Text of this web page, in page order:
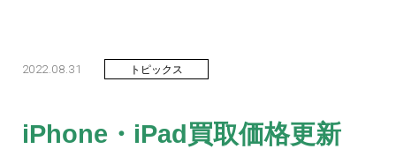
2022.08.31 トピックス
iPhone・iPad買取価格更新